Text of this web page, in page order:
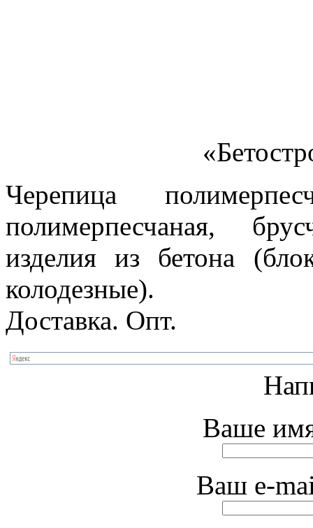
Черепица
полимерпесчаная,
изделия из бетона
колодезные).
Доставка. Опт.
Ваше
Ваш e-